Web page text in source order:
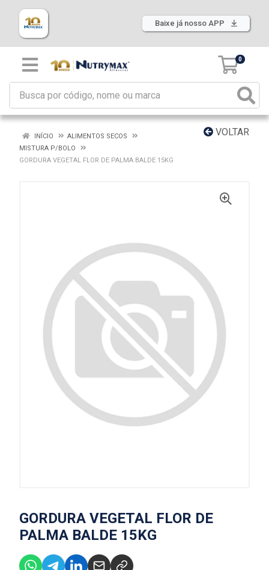
Baixe já nosso APP
0
VOLTAR
INÍCIO
ALIMENTOS SECOS
MISTURA P/BOLO
GORDURA VEGETAL FLOR DE PALMA BALDE 15KG
GORDURA VEGETAL FLOR DE
PALMA BALDE 15KG